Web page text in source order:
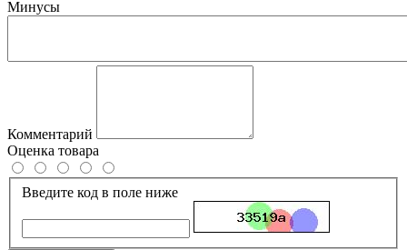
Минусы
Комментарий
Оценка товара
Введите код в поле ниже